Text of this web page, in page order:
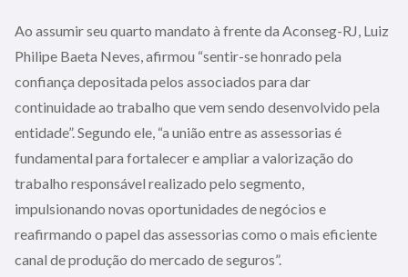
Ao assumir seu quarto mandato à frente da Aconseg-RJ, Luiz
Philipe Baeta Neves, afirmou “sentir-se honrado pela
confiança depositada pelos associados para dar
continuidade ao trabalho que vem sendo desenvolvido pela
entidade”. Segundo ele, “a união entre as assessorias é
fundamental para fortalecer e ampliar a valorização do
trabalho responsável realizado pelo segmento,
impulsionando novas oportunidades de negócios e
reafirmando o papel das assessorias como o mais eficiente
canal de produção do mercado de seguros”.